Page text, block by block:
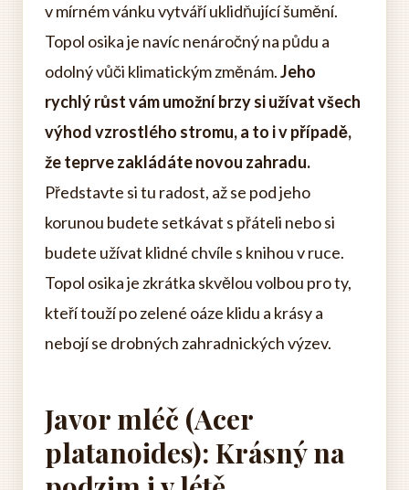
v mírném vánku vytváří uklidňující šumění.
Topol osika je navíc nenáročný na půdu a
odolný vůči klimatickým změnám.Jeho
rychlý růst vám umožní brzy si užívat všech
výhod vzrostlého stromu, a to i v případě,
že teprve zakládáte novou zahradu.
Představte si tu radost, až se pod jeho
korunou budete setkávat s přáteli nebo si
budete užívat klidné chvíle s knihou v ruce.
Topol osika je zkrátka skvělou volbou pro ty,
kteří touží po zelené oáze klidu a krásy a
nebojí se drobných zahradnických výzev.
Javor mléč (Acer
platanoides): Krásný na